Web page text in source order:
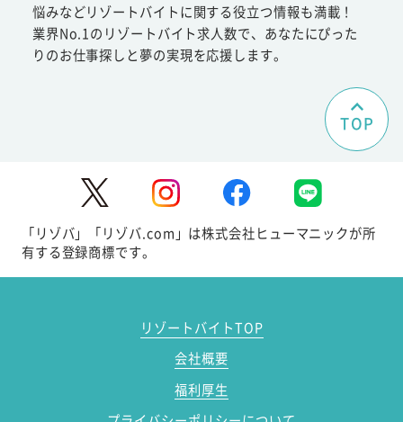
悩みなどリゾートバイトに関する役立つ情報も満載！
業界No.1のリゾートバイト求人数で、あなたにぴった
りのお仕事探しと夢の実現を応援します。
TOP
「リゾバ」「リゾバ.com」は株式会社ヒューマニックが所
有する登録商標です。
リゾートバイトTOP
会社概要
福利厚生